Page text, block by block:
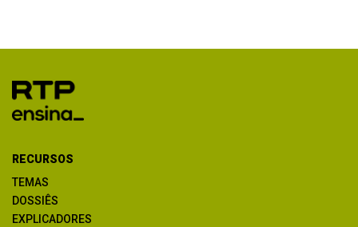
RECURSOS
TEMAS
DOSSIÊS
EXPLICADORES